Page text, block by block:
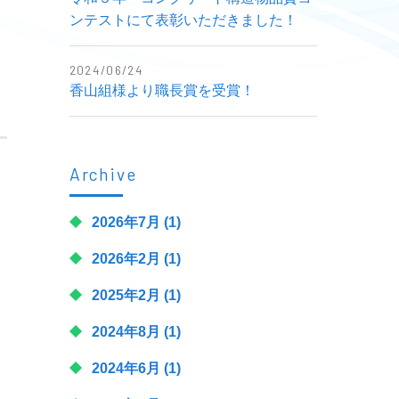
ンテストにて表彰いただきました！
2024/06/24
香山組様より職長賞を受賞！
Archive
2026年7月 (1)
2026年2月 (1)
2025年2月 (1)
2024年8月 (1)
2024年6月 (1)